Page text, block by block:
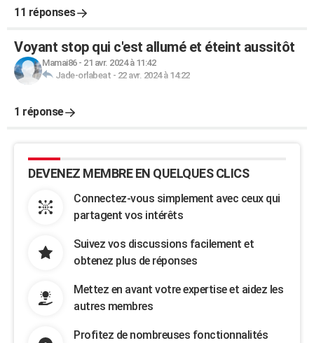
11 réponses
Voyant stop qui c'est allumé et éteint aussitôt
Mamai86- 21 avr. 2024 à 11:42
Jade-orlabeat - 22 avr. 2024 à 14:22
1 réponse
DEVENEZ MEMBRE EN QUELQUES CLICS
Connectez-vous simplement avec ceux qui
partagent vos intérêts
Suivez vos discussions facilement et
obtenez plus de réponses
Mettez en avant votre expertise et aidez les
autres membres
Profitez de nombreuses fonctionnalités